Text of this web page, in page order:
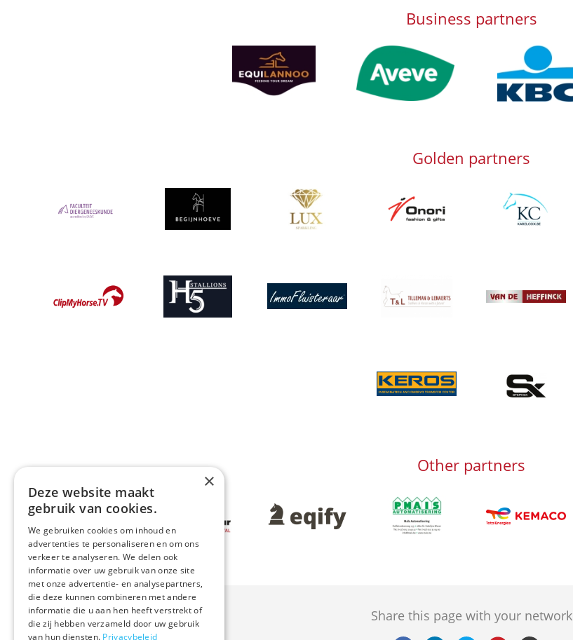
Business partners
Afbeelding Afbeelding Afbeelding
Golden partners
Afbeelding Afbeelding Afbeelding Afbeelding Afbeelding
Afbeelding Afbeelding
Afbeelding
Afbeelding
Afbeelding
Afbeelding
Other partners
Afbeelding Afbeelding
Afbeelding
Afbeelding
Share this page with your network
×
Deze website maakt
gebruik van cookies.
We gebruiken cookies om inhoud en
advertenties te personaliseren en om ons
verkeer te analyseren. We delen ook
informatie over uw gebruik van onze site
met onze advertentie- en analysepartners,
die deze kunnen combineren met andere
informatie die u aan hen heeft verstrekt of
die zij hebben verzameld door uw gebruik
van hun diensten. Privacybeleid